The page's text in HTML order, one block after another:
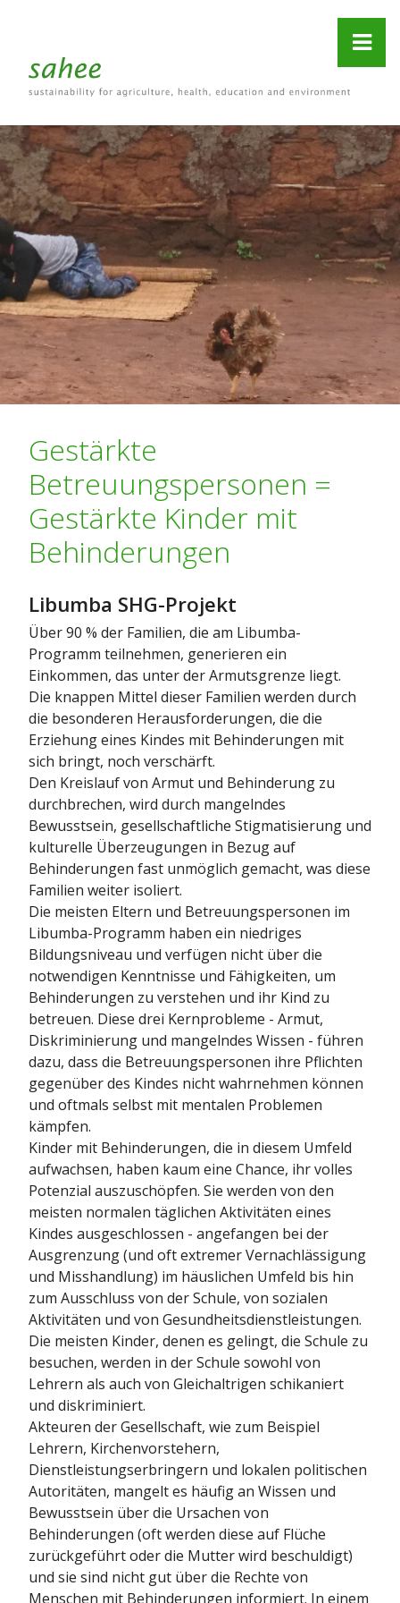
Gestärkte
Betreuungspersonen =
Gestärkte Kinder mit
Behinderungen
Libumba SHG-Projekt
Über 90 % der Familien, die am Libumba-
Programm teilnehmen, generieren ein
Einkommen, das unter der Armutsgrenze liegt.
Die knappen Mittel dieser Familien werden durch
die besonderen Herausforderungen, die die
Erziehung eines Kindes mit Behinderungen mit
sich bringt, noch verschärft.
Den Kreislauf von Armut und Behinderung zu
durchbrechen, wird durch mangelndes
Bewusstsein, gesellschaftliche Stigmatisierung und
kulturelle Überzeugungen in Bezug auf
Behinderungen fast unmöglich gemacht, was diese
Familien weiter isoliert.
Die meisten Eltern und Betreuungspersonen im
Libumba-Programm haben ein niedriges
Bildungsniveau und verfügen nicht über die
notwendigen Kenntnisse und Fähigkeiten, um
Behinderungen zu verstehen und ihr Kind zu
betreuen. Diese drei Kernprobleme - Armut,
Diskriminierung und mangelndes Wissen - führen
dazu, dass die Betreuungspersonen ihre Pflichten
gegenüber des Kindes nicht wahrnehmen können
und oftmals selbst mit mentalen Problemen
kämpfen.
Kinder mit Behinderungen, die in diesem Umfeld
aufwachsen, haben kaum eine Chance, ihr volles
Potenzial auszuschöpfen. Sie werden von den
meisten normalen täglichen Aktivitäten eines
Kindes ausgeschlossen - angefangen bei der
Ausgrenzung (und oft extremer Vernachlässigung
und Misshandlung) im häuslichen Umfeld bis hin
zum Ausschluss von der Schule, von sozialen
Aktivitäten und von Gesundheitsdienstleistungen.
Die meisten Kinder, denen es gelingt, die Schule zu
besuchen, werden in der Schule sowohl von
Lehrern als auch von Gleichaltrigen schikaniert
und diskriminiert.
Akteuren der Gesellschaft, wie zum Beispiel
Lehrern, Kirchenvorstehern,
Dienstleistungserbringern und lokalen politischen
Autoritäten, mangelt es häufig an Wissen und
Bewusstsein über die Ursachen von
Behinderungen (oft werden diese auf Flüche
zurückgeführt oder die Mutter wird beschuldigt)
und sie sind nicht gut über die Rechte von
Menschen mit Behinderungen informiert. In einem